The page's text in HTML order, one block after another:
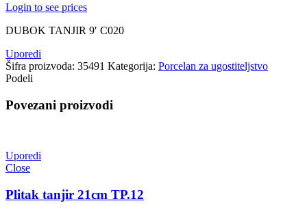
Login to see prices
DUBOK TANJIR 9′ C020
Uporedi
Šifra proizvoda: 35491 Kategorija: Porcelan za ugostiteljstvo
Podeli
Povezani proizvodi
Uporedi
Close
Plitak tanjir 21cm TP.12